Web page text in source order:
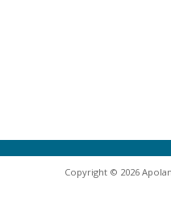
Copyright © 2026